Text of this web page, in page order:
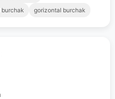
gorizontal burchak